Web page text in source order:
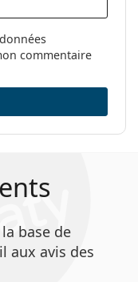
commentaire
base de
aux avis des